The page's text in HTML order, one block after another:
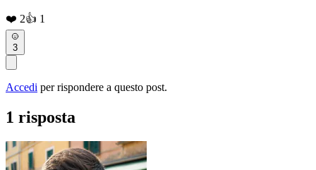
❤️ 2👍 1
3
Accedi per rispondere a questo post.
1 risposta